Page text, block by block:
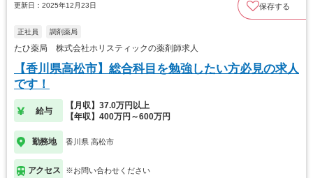
更新日：2025年12月23日 保存する
正社員 調剤薬局
たひ薬局 株式会社ホリスティックの薬剤師求人
【香川県高松市】総合科目を勉強したい方必見の求人
です！
給与
【月収】37.0万円以上
【年収】400万円～600万円
勤務地 香川県 高松市
アクセス ※お問い合わせください